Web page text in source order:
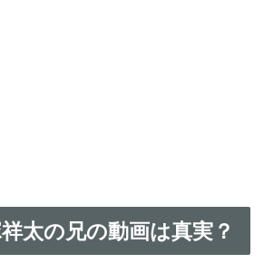
太の兄の動画は真実？